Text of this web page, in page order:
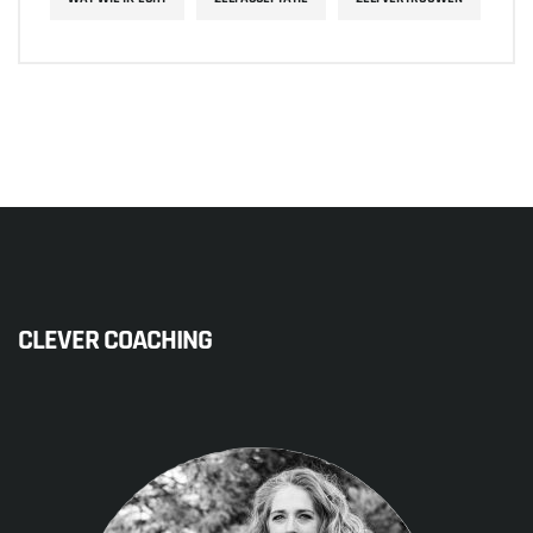
CLEVER COACHING